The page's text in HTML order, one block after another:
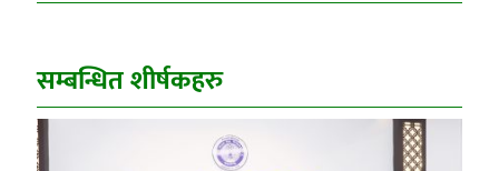
सम्बन्धित शीर्षकहरु